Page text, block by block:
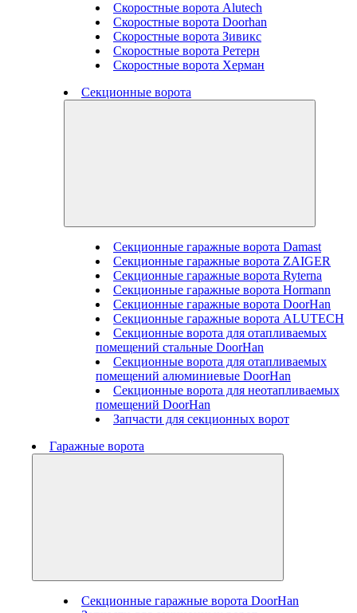
Скоростные ворота Alutech
Скоростные ворота Doorhan
Скоростные ворота Зивикс
Скоростные ворота Ретерн
Скоростные ворота Херман
Секционные ворота
Секционные гаражные ворота Damast
Секционные гаражные ворота ZAIGER
Секционные гаражные ворота Ryterna
Секционные гаражные ворота Hormann
Секционные гаражные ворота DoorHan
Секционные гаражные ворота ALUTECH
Секционные ворота для отапливаемых
помещений стальные DoorHan
Секционные ворота для отапливаемых
помещений алюминиевые DoorHan
Секционные ворота для неотапливаемых
помещений DoorHan
Запчасти для секционных ворот
Гаражные ворота
Секционные гаражные ворота DoorHan